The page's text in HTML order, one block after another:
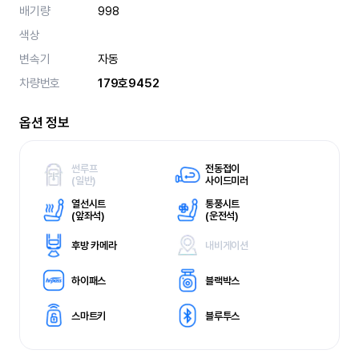
배기량
998
색상
변속기
자동
차량번호
179호9452
옵션 정보
썬루프
(일반)
전동접이
사이드미러
열선시트
(앞좌석)
통풍시트
(운전석)
후방 카메라 내비게이션
하이패스 블랙박스
스마트키 블루투스